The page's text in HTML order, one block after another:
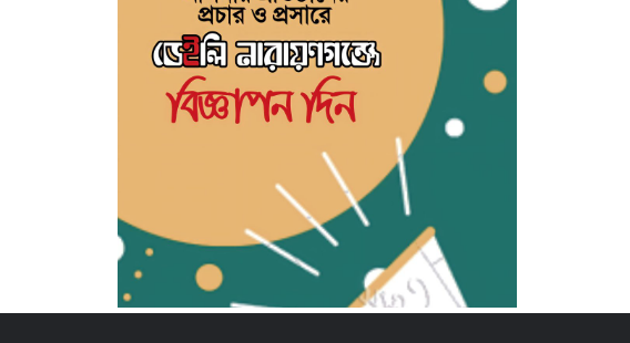
সাহিত্য জোট নারায়ণগঞ্জের কবিতা পাঠ
ও সাহিত্য আলোচনায় মুখরিত অনুষ্ঠান
‘স্বপ্ন, সেবা ও সমৃদ্ধি’ স্লোগানে
নারায়ণগঞ্জে সহযাত্রী মানবকল্যাণ
ফাউন্ডেশনের যাত্রা শুরু
রাজনৈতিক ব্যানার ব্যবহার করে
চাঁদাবাজি-সন্ত্রাসবাদসহ মাদক ব্যবসা
বন্ধের আহবান আহমেদুর রহমান তনুর
পানির পাম্পের দাবি নিয়ে বক্তারা-